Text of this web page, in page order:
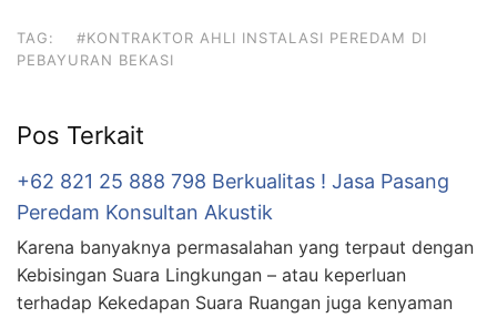
TAG:
#KONTRAKTOR AHLI INSTALASI PEREDAM DI
PEBAYURAN BEKASI
Pos Terkait
+62 821 25 888 798 Berkualitas ! Jasa Pasang
Peredam Konsultan Akustik
Karena banyaknya permasalahan yang terpaut dengan
Kebisingan Suara Lingkungan – atau keperluan
terhadap Kekedapan Suara Ruangan juga kenyaman